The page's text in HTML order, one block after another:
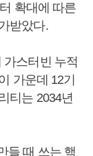
확대에 따른
받았다.
가스터빈 누적
가운데 12기
티는 2034년
들 때 쓰는 핵